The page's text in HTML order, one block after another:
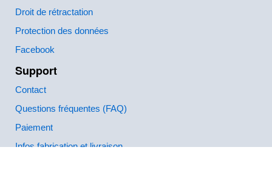
Droit de rétractation
Protection des données
Facebook
Support
Contact
Questions fréquentes (FAQ)
Paiement
Infos fabrication et livraison